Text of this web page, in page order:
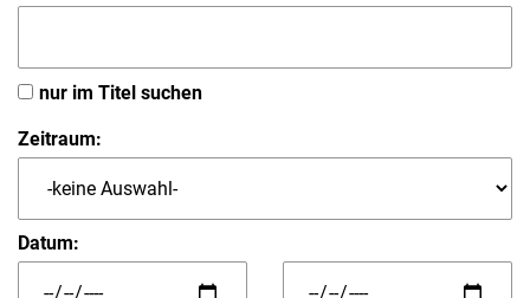
nur im Titel suchen
Zeitraum:
Datum: